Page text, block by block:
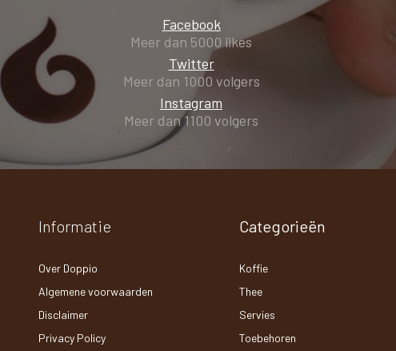
Facebook
Meer dan 5000 likes
Twitter
Meer dan 1000 volgers
Instagram
Meer dan 1100 volgers
Informatie
Over Doppio
Algemene voorwaarden
Disclaimer
Privacy Policy
Categorieën
Koffie
Thee
Servies
Toebehoren